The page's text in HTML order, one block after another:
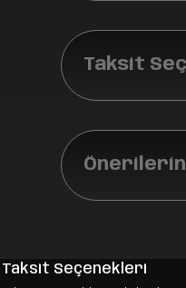
Taksit
Taksit Seçenekleri